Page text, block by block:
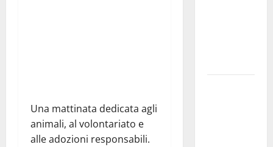
Una mattinata dedicata agli
animali, al volontariato e
alle adozioni responsabili.